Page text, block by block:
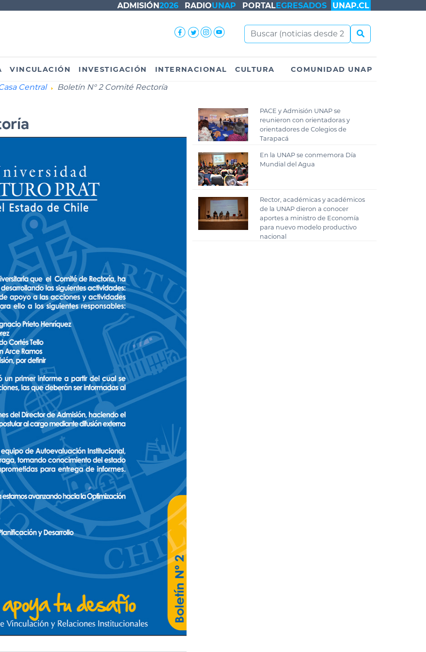
ADMISIÓN2026 RADIOUNAP PORTALEGRESADOS UNAP.CL
VINCULACIÓN INVESTIGACIÓN INTERNACIONAL CULTURA COMUNIDAD UNAP
Central Boletín N° 2 Comité Rectoría
PACE y Admisión UNAP se
reunieron con orientadoras y
orientadores de Colegios de
Tarapacá
En la UNAP se conmemora Día
Mundial del Agua
Rector, académicas y académicos
de la UNAP dieron a conocer
aportes a ministro de Economía
para nuevo modelo productivo
nacional